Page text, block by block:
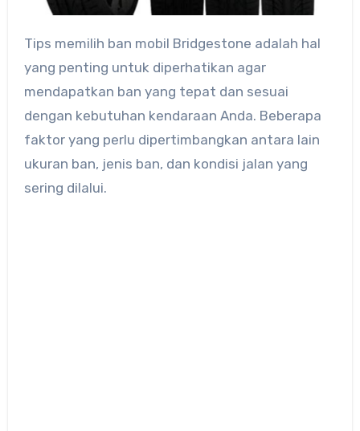
Tips memilih ban mobil Bridgestone adalah hal
yang penting untuk diperhatikan agar
mendapatkan ban yang tepat dan sesuai
dengan kebutuhan kendaraan Anda. Beberapa
faktor yang perlu dipertimbangkan antara lain
ukuran ban, jenis ban, dan kondisi jalan yang
sering dilalui.